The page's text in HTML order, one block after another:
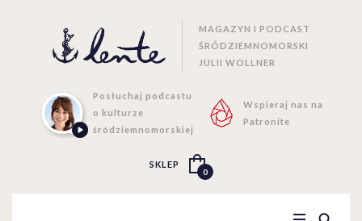
MAGAZYN I PODCAST
ŚRÓDZIEMNOMORSKI
JULII WOLLNER
Posłuchaj podcastu
o kulturze
śródziemnomorskiej
Wspieraj nas na
Patronite
SKLEP
0